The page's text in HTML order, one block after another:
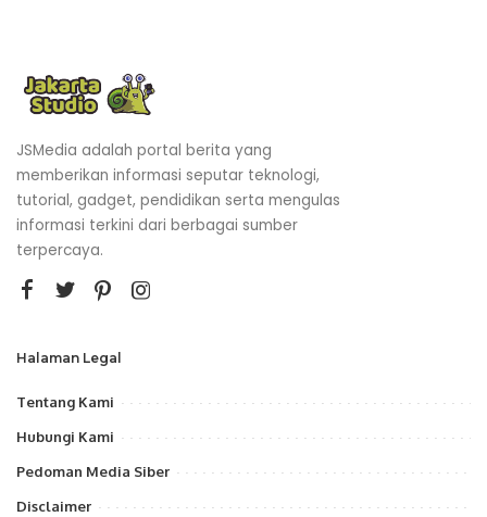
JSMedia adalah portal berita yang
memberikan informasi seputar teknologi,
tutorial, gadget, pendidikan serta mengulas
informasi terkini dari berbagai sumber
terpercaya.
Halaman Legal
Tentang Kami
Hubungi Kami
Pedoman Media Siber
Disclaimer